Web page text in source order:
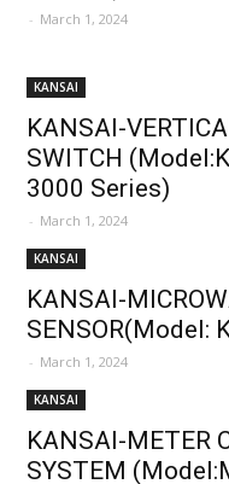
- March 1, 2024
KANSAI
KANSAI-
SWITCH
3000 Series)
- March 1, 2024
KANSAI
KANSAI-
SENSOR(Model:
- March 1, 2024
KANSAI
KANSAI-METER
SYSTEM